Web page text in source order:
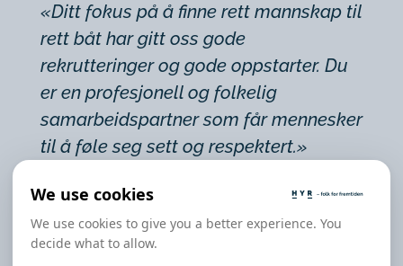
«Ditt fokus på å finne rett mannskap til
rett båt har gitt oss gode
rekrutteringer og gode oppstarter. Du
er en profesjonell og folkelig
samarbeidspartner som får mennesker
til å føle seg sett og respektert.»
samme som det alltid har gjort: Folk.
We use cookies
We use cookies to give you a better experience. You
decide what to allow.